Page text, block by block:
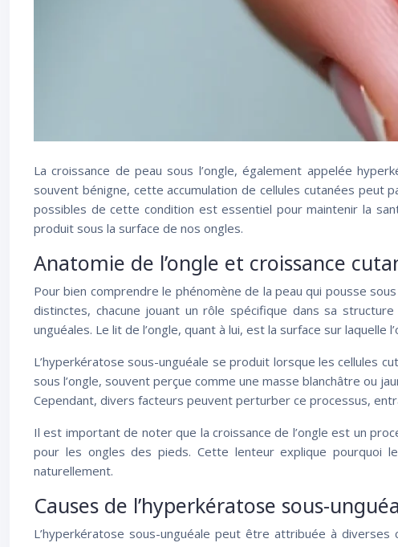
La croissance de peau sous l’ongle, également appelée
souvent bénigne, cette accumulation de cellules cutanées peut
possibles de cette condition est essentiel pour maintenir la
produit sous la surface de nos ongles.
Anatomie de l’ongle et croissance
Pour bien comprendre le phénomène de la peau qui pousse
distinctes, chacune jouant un rôle spécifique dans sa
unguéales. Le lit de l’ongle, quant à lui, est la surface sur laquelle
L’hyperkératose sous-unguéale se produit lorsque les cellules
sous l’ongle, souvent perçue comme une masse blanchâtre ou
Cependant, divers facteurs peuvent perturber ce processus,
Il est important de noter que la croissance de l’ongle est un
pour les ongles des pieds. Cette lenteur explique pourquoi
naturellement.
Causes de l’hyperkératose sous-
L’hyperkératose sous-unguéale peut être attribuée à